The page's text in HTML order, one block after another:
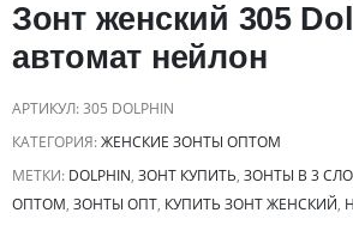
Зонт женский 305
автомат нейлон
АРТИКУЛ:305 DOLPHIN
КАТЕГОРИЯ:ЖЕНСКИЕ ЗОНТЫ ОПТОМ
МЕТКИ: DOLPHIN, ЗОНТ КУПИТЬ, ЗОНТЫ В 3
ОПТОМ, ЗОНТЫ ОПТ, КУПИТЬ ЗОНТ ЖЕНСКИЙ,